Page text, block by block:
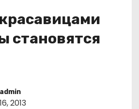
становятся
admin
2013